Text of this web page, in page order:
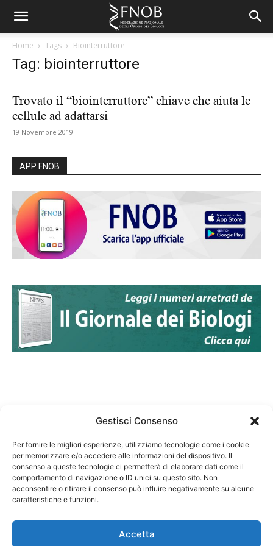
Gestisci Consenso
Per fornire le migliori esperienze, utilizziamo tecnologie come i cookie
per memorizzare e/o accedere alle informazioni del dispositivo. Il
consenso a queste tecnologie ci permetterà di elaborare dati come il
comportamento di navigazione o ID unici su questo sito. Non
acconsentire o ritirare il consenso può influire negativamente su alcune
caratteristiche e funzioni.
Accetta
Home Tags Biointerruttore
Tag: biointerruttore
Trovato il “biointerruttore” chiave che aiuta le
cellule ad adattarsi
19 Novembre 2019
APP FNOB
Federazione Nazionale Degli Ordini dei Biologi:
codice fiscale 80069130583
Responsabile sito internet www.fnob.it: Vincenzo